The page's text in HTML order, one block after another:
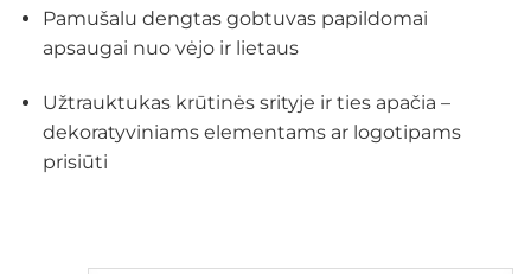
Pamušalu dengtas gobtuvas papildomai
apsaugai nuo vėjo ir lietaus
Užtrauktukas krūtinės srityje ir ties apačia –
dekoratyviniams elementams ar logotipams
prisiūti